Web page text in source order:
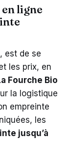
ligne
est de se
les prix, en
Fourche Bio
la logistique
empreinte
les
jusqu’à